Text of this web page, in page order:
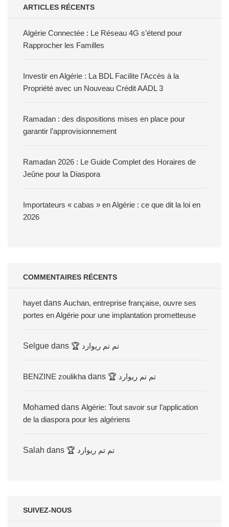
ARTICLES RÉCENTS
Algérie Connectée : Le Réseau 4G s’étend pour
Rapprocher les Familles
Investir en Algérie : La BDL Facilite l’Accès à la
Propriété avec un Nouveau Crédit AADL 3
Ramadan : des dispositions mises en place pour
garantir l’approvisionnement
Ramadan 2026 : Le Guide Complet des Horaires de
Jeûne pour la Diaspora
Importateurs « cabas » en Algérie : ce que dit la loi en
2026
COMMENTAIRES RÉCENTS
hayet dans Auchan, entreprise française, ouvre ses
portes en Algérie pour une implantation prometteuse
Selgue dans 🏆 تم تم ريوارد
BENZINE zoulikha dans 🏆 تم تم ريوارد
Mohamed dans Algérie: Tout savoir sur l’application
de la diaspora pour les algériens
Salah dans 🏆 تم تم ريوارد
SUIVEZ-NOUS